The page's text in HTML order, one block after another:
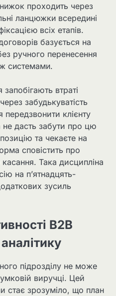
проходить через
ланцюжки всередині
всіх етапів.
базується на
ручного перенесення
системами.
втраті
забудькуватість
клієнту
не дасть забути про цю
та чекаєте на
сповістить про
касання. Така дисципліна
на п’ятнадцять-
зусиль
B2B
підрозділу не може
виручці. Цей
стає зрозуміло, що план